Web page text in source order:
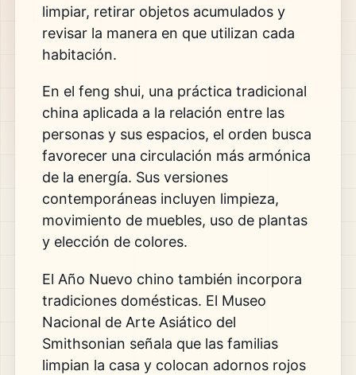
limpiar, retirar objetos acumulados y
revisar la manera en que utilizan cada
habitación.
En el feng shui, una práctica tradicional
china aplicada a la relación entre las
personas y sus espacios, el orden busca
favorecer una circulación más armónica
de la energía. Sus versiones
contemporáneas incluyen limpieza,
movimiento de muebles, uso de plantas
y elección de colores.
El Año Nuevo chino también incorpora
tradiciones domésticas. El Museo
Nacional de Arte Asiático del
Smithsonian señala que las familias
limpian la casa y colocan adornos rojos